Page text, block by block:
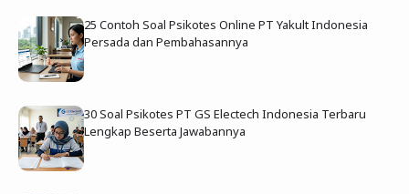
25 Contoh Soal Psikotes Online PT Yakult Indonesia
Persada dan Pembahasannya
30 Soal Psikotes PT GS Electech Indonesia Terbaru
Lengkap Beserta Jawabannya